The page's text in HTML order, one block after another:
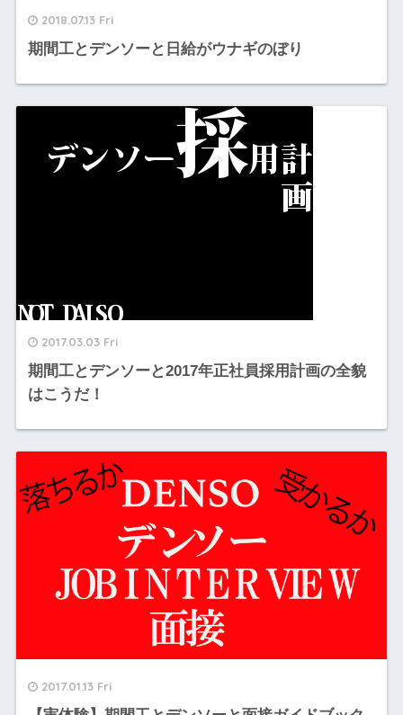
2018.07.13 Fri
期間工とデンソーと日給がウナギのぼり
2017.03.03 Fri
期間工とデンソーと2017年正社員採用計画の全貌
はこうだ！
2017.01.13 Fri